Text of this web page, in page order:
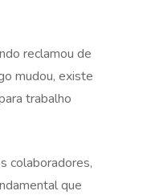
reclamou de
mudou, existe
trabalho
colaboradores,
que